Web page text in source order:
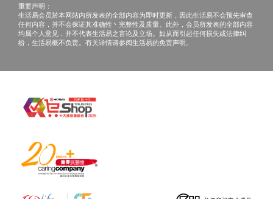
重要声明：
生活易会员於本网站内所发表的全部内容为即时更新，因此生活易不会预先审查
任何内容，并不会保证其准确性丶完整性及质量。此外，会员所发表的全部内容
均属个人意见，并不代表生活易之言论及立场。如从而引起任何损失或法律纠
纷，生活易概不负责。有关详情请参阅生活易的免责声明。